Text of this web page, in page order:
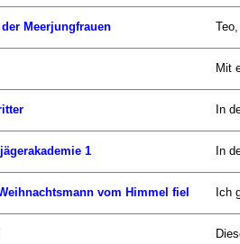
Meerjungfrauen
Mit
In
1 In
vom Himmel fiel Ich